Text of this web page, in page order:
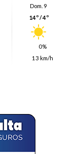
Dom. 9
14º / 4º
0%
13 km/h